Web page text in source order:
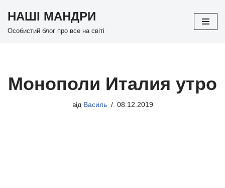
Перейти
НАШІ МАНДРИ
Особистий блог про все на світі
Монополи Италия утро
від Василь 08.12.2019